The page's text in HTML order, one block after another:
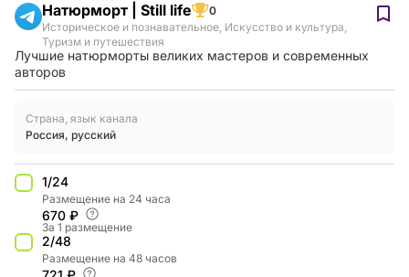
Натюрморт | Still life
0
Историческое и познавательное, Искусство и культура,
Туризм и путешествия
Лучшие натюрморты великих мастеров и современных
авторов
Страна, язык канала
Россия, русский
1/24
Размещение на 24 часа
670 ₽
За 1 размещение
2/48
Размещение на 48 часов